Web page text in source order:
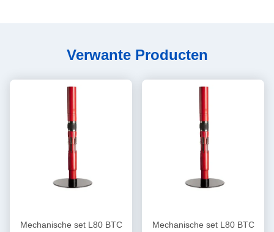
Verwante Producten
Mechanische set L80 BTC
Mechanische set L80 BTC